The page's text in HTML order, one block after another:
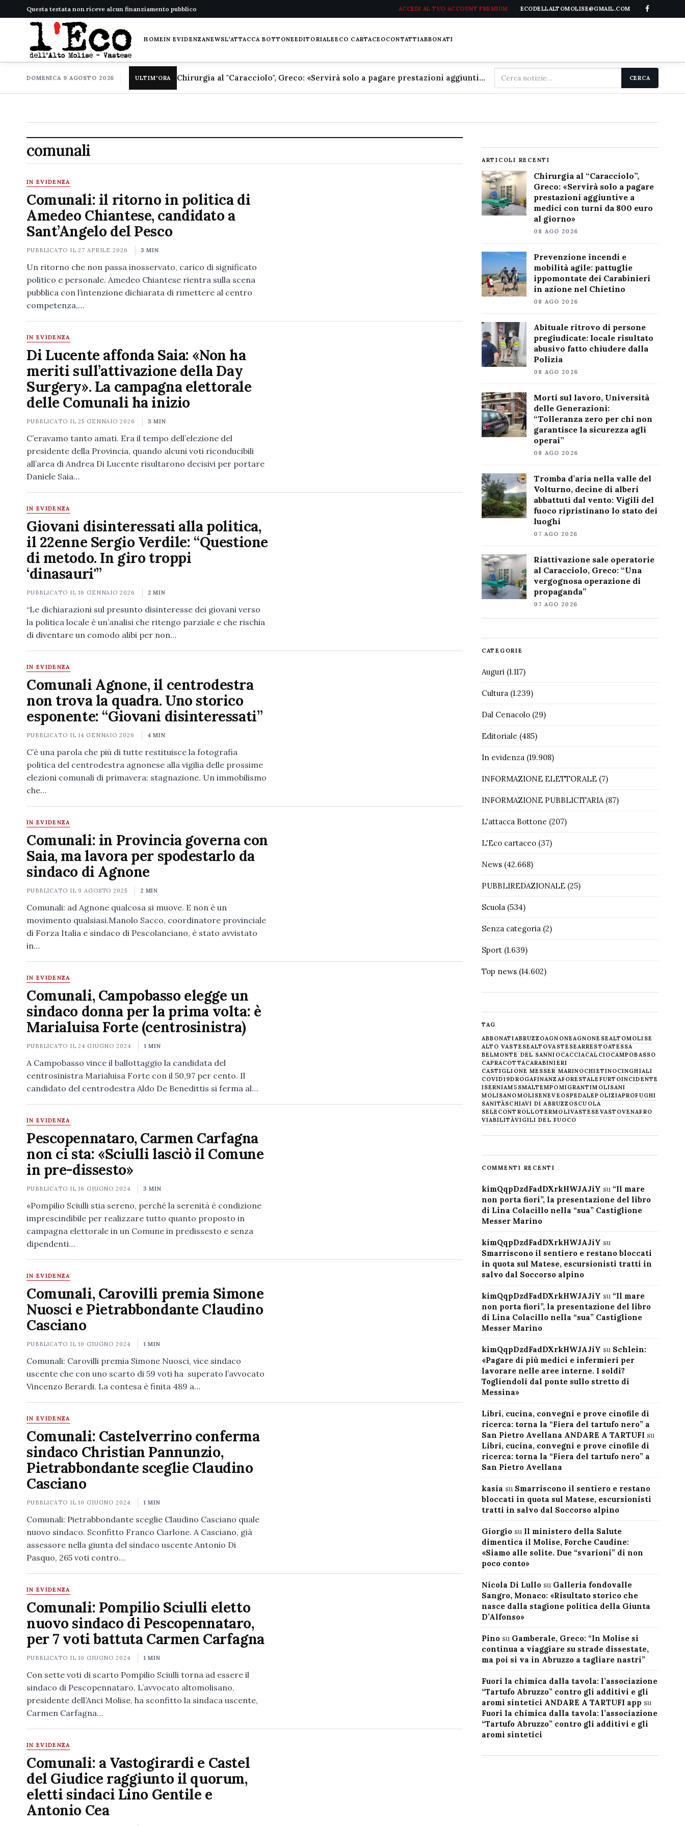
Questa testata non riceve alcun finanziamento pubblico ACCEDI AL TUO ACCOUNT PREMIUM ECODELLALTOMOLISE@GMAIL.COM
HOMEIN EVIDENZANEWSL'ATTACCA BOTTONEEDITORIALEECO CARTACEOCONTATTIABBONATI
DOMENICA 9 AGOSTO 2026 ULTIM'ORA Chirurgia al "Caracciolo", Greco: «Servirà solo a pagare prestazioni aggiuntive a medici con turni da 800 euro al giorno»
Cerca
nel
CERCA
comunali
IN EVIDENZA
Comunali: il ritorno in politica di
Amedeo Chiantese, candidato a
Sant’Angelo del Pesco
PUBBLICATO IL27 APRILE 2026 3 MIN
Un ritorno che non passa inosservato, carico di significato
politico e personale. Amedeo Chiantese rientra sulla scena
pubblica con l’intenzione dichiarata di rimettere al centro
competenza,…
IN EVIDENZA
Di Lucente affonda Saia: «Non ha
meriti sull’attivazione della Day
Surgery». La campagna elettorale
delle Comunali ha inizio
PUBBLICATO IL25 GENNAIO 2026 3 MIN
C’eravamo tanto amati. Era il tempo dell’elezione del
presidente della Provincia, quando alcuni voti riconducibili
all’area di Andrea Di Lucente risultarono decisivi per portare
Daniele Saia…
IN EVIDENZA
Giovani disinteressati alla politica,
il 22enne Sergio Verdile: “Questione
di metodo. In giro troppi
‘dinasauri'”
PUBBLICATO IL16 GENNAIO 2026 2 MIN
“Le dichiarazioni sul presunto disinteresse dei giovani verso
la politica locale è un’analisi che ritengo parziale e che rischia
di diventare un comodo alibi per non…
IN EVIDENZA
Comunali Agnone, il centrodestra
non trova la quadra. Uno storico
esponente: “Giovani disinteressati”
PUBBLICATO IL14 GENNAIO 2026 4 MIN
C’è una parola che più di tutte restituisce la fotografia
politica del centrodestra agnonese alla vigilia delle prossime
elezioni comunali di primavera: stagnazione. Un immobilismo
che…
IN EVIDENZA
Comunali: in Provincia governa con
Saia, ma lavora per spodestarlo da
sindaco di Agnone
PUBBLICATO IL 9 AGOSTO 2025 2 MIN
Comunali: ad Agnone qualcosa si muove. E non è un
movimento qualsiasi.Manolo Sacco, coordinatore provinciale
di Forza Italia e sindaco di Pescolanciano, è stato avvistato
in…
IN EVIDENZA
Comunali, Campobasso elegge un
sindaco donna per la prima volta: è
Marialuisa Forte (centrosinistra)
PUBBLICATO IL24 GIUGNO 2024 1 MIN
A Campobasso vince il ballottaggio la candidata del
centrosinistra Marialuisa Forte con il 50,97 per cento. Il
candidato del centrodestra Aldo De Benedittis si ferma al…
IN EVIDENZA
Pescopennataro, Carmen Carfagna
non ci sta: «Sciulli lasciò il Comune
in pre-dissesto»
PUBBLICATO IL16 GIUGNO 2024 3 MIN
«Pompilio Sciulli stia sereno, perché la serenità è condizione
imprescindibile per realizzare tutto quanto proposto in
campagna elettorale in un Comune in predissesto e senza
dipendenti…
IN EVIDENZA
Comunali, Carovilli premia Simone
Nuosci e Pietrabbondante Claudino
Casciano
PUBBLICATO IL10 GIUGNO 2024 1 MIN
Comunali: Carovilli premia Simone Nuosci, vice sindaco
uscente che con uno scarto di 59 voti ha superato l’avvocato
Vincenzo Berardi. La contesa è finita 489 a…
IN EVIDENZA
Comunali: Castelverrino conferma
sindaco Christian Pannunzio,
Pietrabbondante sceglie Claudino
Casciano
PUBBLICATO IL10 GIUGNO 2024 1 MIN
Comunali: Pietrabbondante sceglie Claudino Casciano quale
nuovo sindaco. Sconfitto Franco Ciarlone. A Casciano, già
assessore nella giunta del sindaco uscente Antonio Di
Pasquo, 265 voti contro…
IN EVIDENZA
Comunali: Pompilio Sciulli eletto
nuovo sindaco di Pescopennataro,
per 7 voti battuta Carmen Carfagna
PUBBLICATO IL10 GIUGNO 2024 1 MIN
Con sette voti di scarto Pompilio Sciulli torna ad essere il
sindaco di Pescopennataro. L’avvocato altomolisano,
presidente dell’Anci Molise, ha sconfitto la sindaca uscente,
Carmen Carfagna…
IN EVIDENZA
Comunali: a Vastogirardi e Castel
del Giudice raggiunto il quorum,
eletti sindaci Lino Gentile e
Antonio Cea
ARTICOLI RECENTI
Chirurgia al “Caracciolo”,
Greco: «Servirà solo a pagare
prestazioni aggiuntive a
medici con turni da 800 euro
al giorno»
08 AGO 2026
Prevenzione incendi e
mobilità agile: pattuglie
ippomontate dei Carabinieri
in azione nel Chietino
08 AGO 2026
Abituale ritrovo di persone
pregiudicate: locale risultato
abusivo fatto chiudere dalla
Polizia
08 AGO 2026
Morti sul lavoro, Università
delle Generazioni:
“Tolleranza zero per chi non
garantisce la sicurezza agli
operai”
08 AGO 2026
Tromba d’aria nella valle del
Volturno, decine di alberi
abbattuti dal vento: Vigili del
fuoco ripristinano lo stato dei
luoghi
07 AGO 2026
Riattivazione sale operatorie
al Caracciolo, Greco: “Una
vergognosa operazione di
propaganda”
07 AGO 2026
CATEGORIE
Auguri(1.117)
Cultura(1.239)
Dal Cenacolo(29)
Editoriale (485)
In evidenza(19.908)
INFORMAZIONE ELETTORALE(7)
INFORMAZIONE PUBBLICITARIA(87)
L'attacca Bottone (207)
L'Eco cartaceo(37)
News(42.668)
PUBBLIREDAZIONALE(25)
Scuola(534)
Senza categoria(2)
Sport(1.639)
Top news(14.602)
TAG
ABBONATIABRUZZOAGNONEAGNONESEALTOMOLISE
ALTO VASTESEALTOVASTESEARRESTOATESSA
BELMONTE DEL SANNIOCACCIACALCIOCAMPOBASSO
CAPRACOTTACARABINIERI
CASTIGLIONE MESSER MARINOCHIETINOCINGHIALI
COVID19DROGAFINANZAFORESTALE FURTOINCIDENTE
ISERNIAM5SMALTEMPOMIGRANTIMOLISANI
MOLISANOMOLISENEVE OSPEDALEPOLIZIAPROFUGHI
SANITÀSCHIAVI DI ABRUZZOSCUOLA
SELECONTROLLOTERMOLIVASTESE VASTOVENAFRO
VIABILITÀVIGILI DEL FUOCO
COMMENTI RECENTI
kimQqpDzdFadDXrkHWJAJiY su “Il mare
non porta fiori”, la presentazione del libro
di Lina Colacillo nella “sua” Castiglione
Messer Marino
kimQqpDzdFadDXrkHWJAJiY su
Smarriscono il sentiero e restano bloccati
in quota sul Matese, escursionisti tratti in
salvo dal Soccorso alpino
kimQqpDzdFadDXrkHWJAJiY su “Il mare
non porta fiori”, la presentazione del libro
di Lina Colacillo nella “sua” Castiglione
Messer Marino
kimQqpDzdFadDXrkHWJAJiY su Schlein:
«Pagare di più medici e infermieri per
lavorare nelle aree interne. I soldi?
Togliendoli dal ponte sullo stretto di
Messina»
Libri, cucina, convegni e prove cinofile di
ricerca: torna la “Fiera del tartufo nero” a
San Pietro Avellana ANDARE A TARTUFI su
Libri, cucina, convegni e prove cinofile di
ricerca: torna la “Fiera del tartufo nero” a
San Pietro Avellana
kasia su Smarriscono il sentiero e restano
bloccati in quota sul Matese, escursionisti
tratti in salvo dal Soccorso alpino
Giorgiosu Il ministero della Salute
dimentica il Molise, Forche Caudine:
«Siamo alle solite. Due “svarioni” di non
poco conto»
Nicola Di Lullosu Galleria fondovalle
Sangro, Monaco: «Risultato storico che
nasce dalla stagione politica della Giunta
D’Alfonso»
Pinosu Gamberale, Greco: “In Molise si
continua a viaggiare su strade dissestate,
ma poi si va in Abruzzo a tagliare nastri”
Fuori la chimica dalla tavola: l’associazione
“Tartufo Abruzzo” contro gli additivi e gli
aromi sintetici ANDARE A TARTUFI app su
Fuori la chimica dalla tavola: l’associazione
“Tartufo Abruzzo” contro gli additivi e gli
aromi sintetici